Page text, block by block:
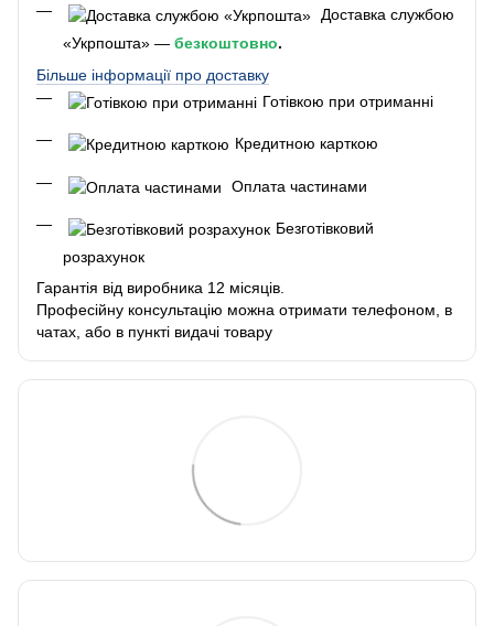
Доставка службою
«Укрпошта» — безкоштовно.
Більше інформації про доставку
Готівкою при отриманні
Кредитною карткою
Оплата частинами
Безготівковий
розрахунок
Гарантія від виробника 12 місяців.
Професійну консультацію можна отримати телефоном, в
чатах, або в пункті видачі товару